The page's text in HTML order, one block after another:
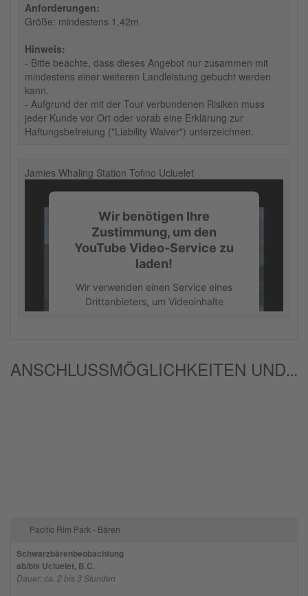
Anforderungen:
Größe: mindestens 1,42m
Hinweis:
- Bitte beachte, dass dieses Angebot nur zusammen mit
mindestens einer weiteren Landleistung gebucht werden
kann.
- Aufgrund der mit der Tour verbundenen Risiken muss
jeder Kunde vor Ort oder vorab eine Erklärung zur
Haftungsbefreiung ("Liability Waiver") unterzeichnen.
Jamies Whaling Station Tofino Ucluelet
Wir benötigen Ihre
Zustimmung, um den
YouTube Video-Service zu
laden!
Wir verwenden einen Service eines
Drittanbieters, um Videoinhalte
stimmen Sie der Nutzung des Service
zu, um dieses Video anzusehen.
ANSCHLUSSMÖGLICHKEITEN UND/ODER ALTERNATIVEN:
Pacific Rim Park - Bären
Schwarzbärenbeobachtung
ab/bis Ucluelet, B.C.
Dauer: ca. 2 bis 3 Stunden